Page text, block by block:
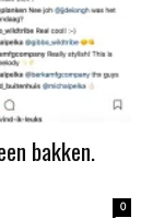
bakken.
0